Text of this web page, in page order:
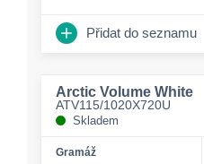
Přidat do seznamu
Arctic Volume White
ATV115/1020X720U
Skladem
Gramáž